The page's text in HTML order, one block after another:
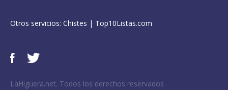
Otros servicios: Chistes | Top10Listas.com
LaHiguera.net. Todos los derechos reservados